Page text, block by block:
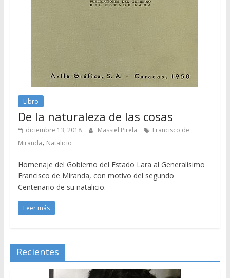
Libro
De la naturaleza de las cosas
diciembre 13, 2018 Massiel Pirela
Francisco de
Miranda, Natalicio
Homenaje del Gobierno del Estado Lara al Generalísimo
Francisco de Miranda, con motivo del segundo
Centenario de su natalicio.
Leer más
Recientes